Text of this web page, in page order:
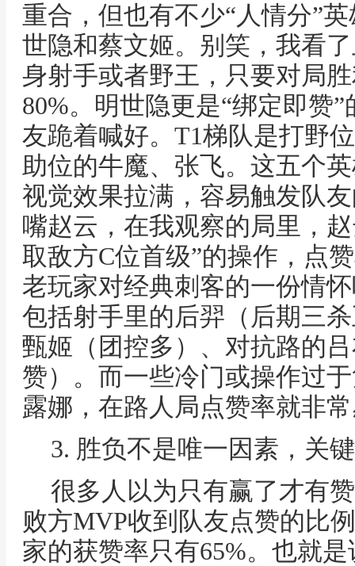
重合，但也有不少“人情分”
世隐和蔡文姬。别笑，我看
身射手或者野王，只要对局
80%。明世隐更是“绑定即赞
友跪着喊好。T1梯队是打野
助位的牛魔、张飞。这五个
视觉效果拉满，容易触发队
嘴赵云，在我观察的局里，
取敌方C位首级”的操作，点
老玩家对经典刺客的一份情
包括射手里的后羿（后期三
甄姬（团控多）、对抗路的
赞）。而一些冷门或操作过
露娜，在路人局点赞率就非
3. 胜负不是唯一因素，关
很多人以为只有赢了才有
败方MVP收到队友点赞的比
家的获赞率只有65%。也就